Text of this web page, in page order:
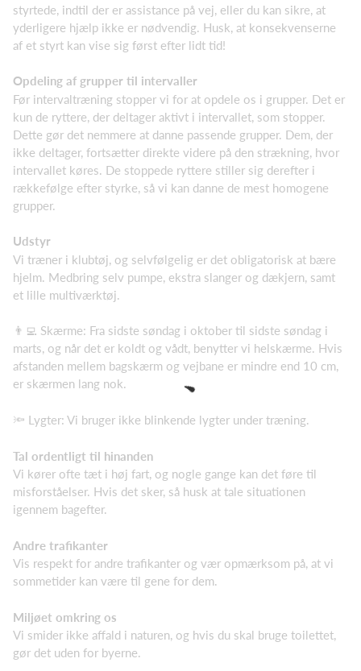
styrtede, indtil der er assistance på vej, eller du kan sikre, at
yderligere hjælp ikke er nødvendig. Husk, at konsekvenserne
af et styrt kan vise sig først efter lidt tid!
Opdeling af grupper til intervaller
Før intervaltræning stopper vi for at opdele os i grupper. Det er
kun de ryttere, der deltager aktivt i intervallet, som stopper.
Dette gør det nemmere at danne passende grupper. Dem, der
ikke deltager, fortsætter direkte videre på den strækning, hvor
intervallet køres. De stoppede ryttere stiller sig derefter i
rækkefølge efter styrke, så vi kan danne de mest homogene
grupper.
Udstyr
Vi træner i klubtøj, og selvfølgelig er det obligatorisk at bære
hjelm. Medbring selv pumpe, ekstra slanger og dækjern, samt
et lille multiværktøj.
👨‍💻 Skærme: Fra sidste søndag i oktober til sidste søndag i
marts, og når det er koldt og vådt, benytter vi helskærme. Hvis
afstanden mellem bagskærm og vejbane er mindre end 10 cm,
er skærmen lang nok.
🔦 Lygter: Vi bruger ikke blinkende lygter under træning.
Tal ordentligt til hinanden
Vi kører ofte tæt i høj fart, og nogle gange kan det føre til
misforståelser. Hvis det sker, så husk at tale situationen
igennem bagefter.
Andre trafikanter
Vis respekt for andre trafikanter og vær opmærksom på, at vi
sommetider kan være til gene for dem.
Miljøet omkring os
Vi smider ikke affald i naturen, og hvis du skal bruge toilettet,
gør det uden for byerne.